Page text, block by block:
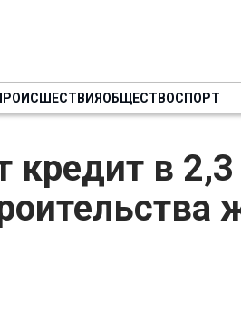
ОБЩЕСТВОСПОРТ
кредит в